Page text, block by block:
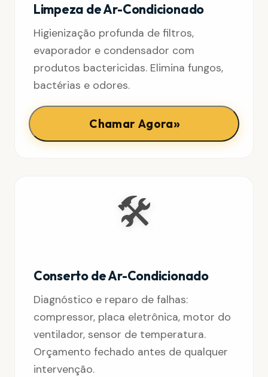
Limpeza de Ar-Condicionado
Higienização profunda de filtros,
evaporador e condensador com
produtos bactericidas. Elimina fungos,
bactérias e odores.
Chamar Agora»
🛠️
Conserto de Ar-Condicionado
Diagnóstico e reparo de falhas:
compressor, placa eletrônica, motor do
ventilador, sensor de temperatura.
Orçamento fechado antes de qualquer
intervenção.